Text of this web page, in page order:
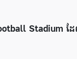
Stadium ដែលអ